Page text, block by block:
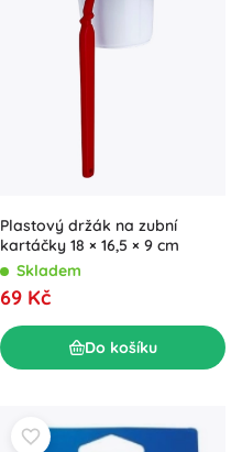
Plastový držák na zubní
kartáčky 18 × 16,5 × 9 cm
Skladem
69 Kč
Do košíku